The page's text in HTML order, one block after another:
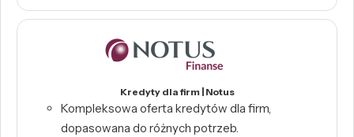
Kredyty dla firm | Notus
Kompleksowa oferta kredytów dla firm,
dopasowana do różnych potrzeb.